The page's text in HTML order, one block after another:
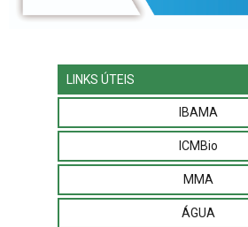
LINKS ÚTEIS
IBAMA
ICMBio
MMA
ÁGUA